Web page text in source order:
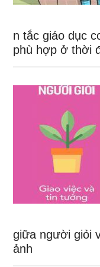
n tắc giáo dục
phù hợp ở thời
giữa người giỏi
ảnh